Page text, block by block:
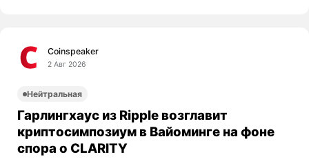
Coinspeaker
2 Авг 2026
Нейтральная
Гарлингхаус из Ripple возглавит
криптосимпозиум в Вайоминге на фоне
спора о CLARITY